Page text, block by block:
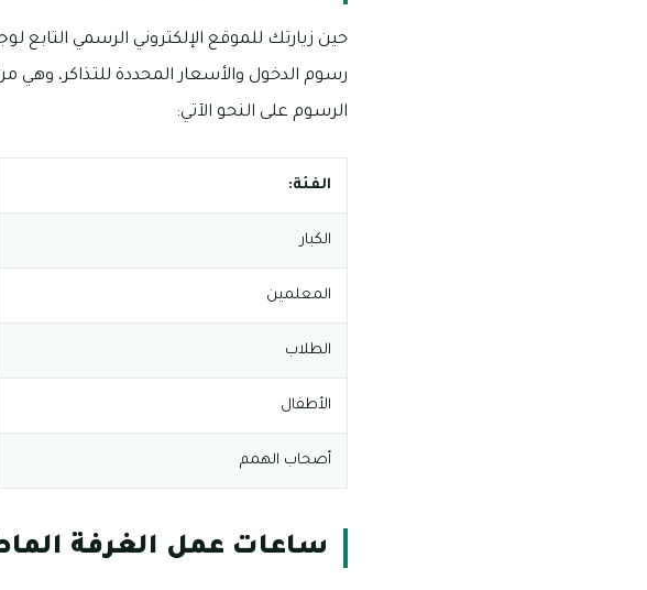
حين زيارتك للموقع الإلكتروني الرسمي
رسوم الدخول والأسعار المحددة للتذاكر،
الرسوم على النحو الآتي:
الفئة:
الكبار
المعلمين
الطلاب
الأطفال
أصحاب الهمم
ساعات عمل الغرفة